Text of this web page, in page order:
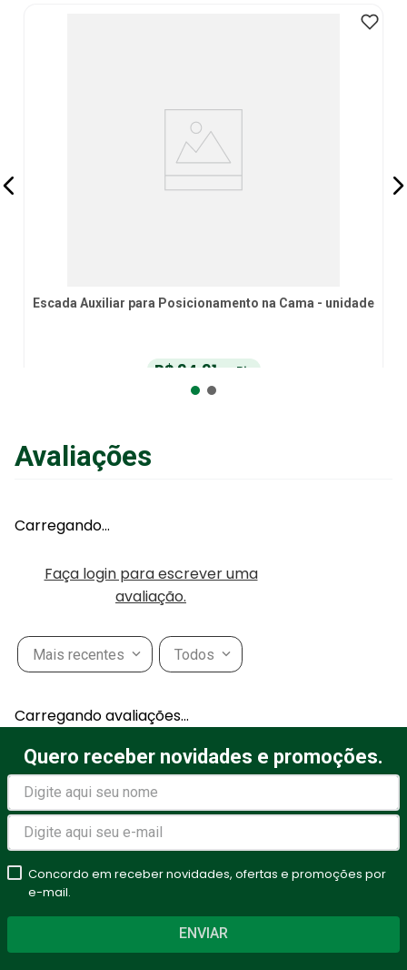
Escada Auxiliar para Posicionamento na Cama - unidade
R$94,91no Pix
,90em até
Adicionar ao Carrinho
Avaliações
Carregando…
Faça login para escrever uma
avaliação.
Mais recentes Todos
Carregando avaliações…
Quero receber novidades e promoções.
Concordo em receber novidades, ofertas e promoções por
e-mail.
ENVIAR